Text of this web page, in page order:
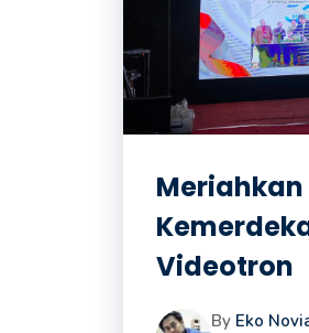
Meriahkan
Videotron
By Eko